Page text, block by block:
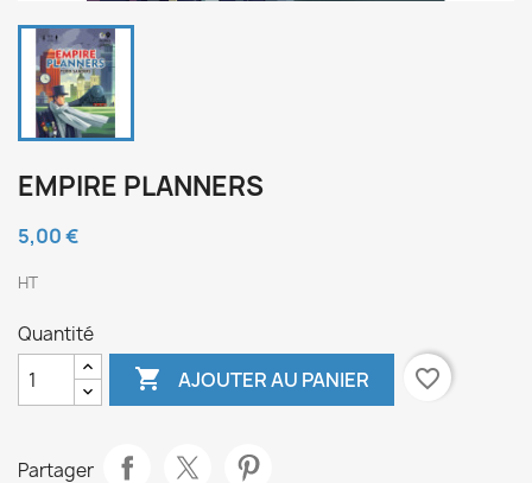
EMPIRE PLANNERS
5,00 €
HT
Quantité
 AJOUTER AU PANIER favorite_border
Partager